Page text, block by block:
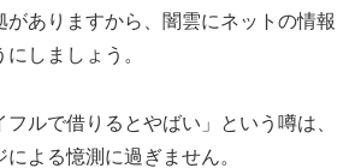
がありますから、闇雲にネットの情報
しましょう。
ルで借りるとやばい」という噂は、
よる憶測に過ぎません。